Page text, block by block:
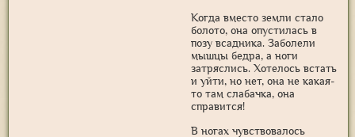
Когда вместо земли стало
болото, она опустилась в
позу всадника. Заболели
мышцы бедра, а ноги
затряслись. Хотелось встать
и уйти, но нет, она не какая-
то там слабачка, она
справится!
В ногах чувствовалось